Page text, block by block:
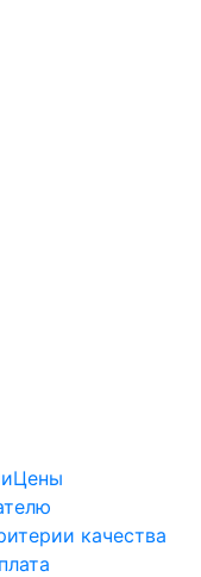
Цены
качества